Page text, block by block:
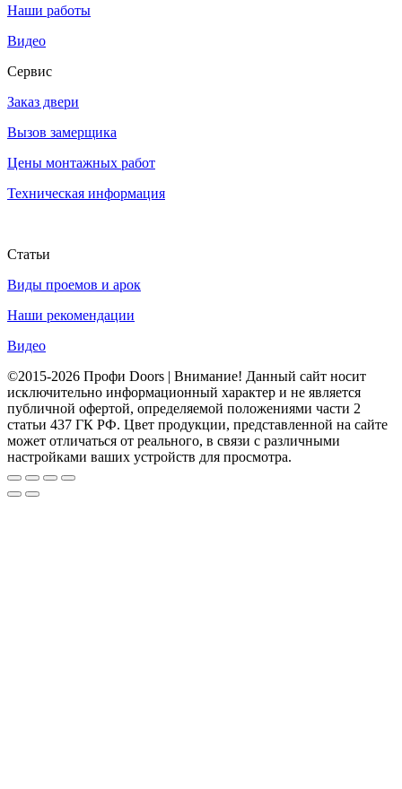
Наши работы
Видео
Сервис
Заказ двери
Вызов замерщика
Цены монтажных работ
Техническая информация
Статьи
Виды проемов и арок
Наши рекомендации
Видео
©2015-2026 Профи Doors | Внимание! Данный сайт носит
исключительно информационный характер и не является
публичной офертой, определяемой положениями части 2
статьи 437 ГК РФ. Цвет продукции, представленной на сайте
может отличаться от реального, в связи с различными
настройками ваших устройств для просмотра.